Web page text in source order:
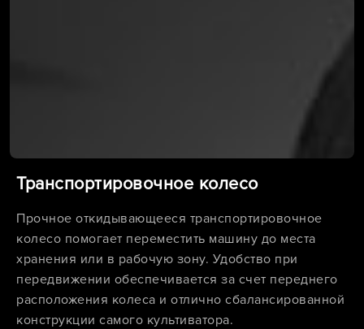
Транспортировочное колесо
Прочное откидывающееся транспортировочное
колесо помогает переместить машину до места
хранения или в рабочую зону. Удобство при
передвижении обеспечивается за счет переднего
расположения колеса и отлично сбалансированной
конструкции самого культиватора.